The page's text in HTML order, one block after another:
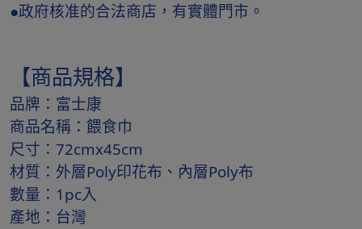
●政府核准的合法商店，有實體門市。
【商品規格】
品牌：富士康
商品名稱：餵食巾
尺寸：72cmx45cm
材質：外層Poly印花布、內層Poly布
數量：1pc入
產地：台灣